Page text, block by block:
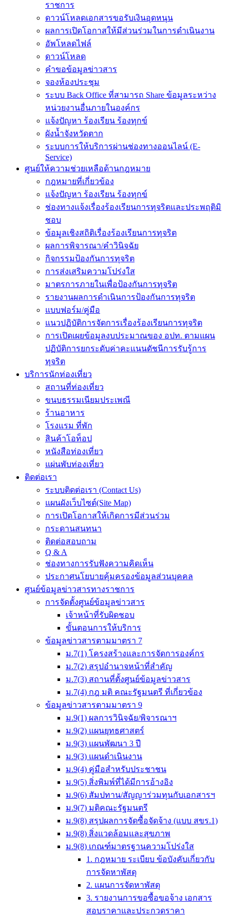
ราชการ
ดาวน์โหลดเอกสารขอรับเงินอุดหนุน
ผลการเปิดโอกาสให้มีส่วนร่วมในการดำเนินงาน
อัพโหลดไฟล์
ดาวน์โหลด
คำขอข้อมูลข่าวสาร
จองห้องประชุม
ระบบ Back Office ที่สามารถ Share ข้อมูลระหว่าง
หน่วยงานอื่นภายในองค์กร
แจ้งปัญหา ร้องเรียน ร้องทุกข์
ผังน้ำจังหวัดตาก
ระบบการให้บริการผ่านช่องทางออนไลน์ (E-
Service)
ศูนย์ให้ความช่วยเหลือด้านกฎหมาย
กฎหมายที่เกี่ยวข้อง
แจ้งปัญหา ร้องเรียน ร้องทุกข์
ช่องทางแจ้งเรื่องร้องเรียนการทุจริตและประพฤติมิ
ชอบ
ข้อมูลเชิงสถิติเรื่องร้องเรียนการทุจริต
ผลการพิจารณา/คำวินิจฉัย
กิจกรรมป้องกันการทุจริต
การส่งเสริมความโปร่งใส
มาตรการภายในเพื่อป้องกันการทุจริต
รายงานผลการดำเนินการป้องกันการทุจริต
แบบฟอร์ม/คู่มือ
แนวปฏิบัติการจัดการเรื่องร้องเรียนการทุจริต
การเปิดเผยข้อมูลงบประมาณของ อปท. ตามแผน
ปฏิบัติการยกระดับค่าคะเเนนดัชนีการรับรู้การ
ทุจริต
บริการนักท่องเที่ยว
สถานที่ท่องเที่ยว
ขนบธรรมเนียมประเพณี
ร้านอาหาร
โรงแรม ที่พัก
สินค้าโอท็อป
หนังสือท่องเที่ยว
แผ่นพับท่องเที่ยว
ติดต่อเรา
ระบบติดต่อเรา (Contact Us)
แผนผังเว็บไซต์(Site Map)
การเปิดโอกาสให้เกิดการมีส่วนร่วม
กระดานสนทนา
ติดต่อสอบถาม
Q & A
ช่องทางการรับฟังความคิดเห็น
ประกาศนโยบายคุ้มครองข้อมูลส่วนบุคคล
ศูนย์ข้อมูลข่าวสารทางราชการ
การจัดตั้งศูนย์ข้อมูลข่าวสาร
เจ้าหน้าที่รับผิดชอบ
ขั้นตอนการให้บริการ
ข้อมูลข่าวสารตามมาตรา 7
ม.7(1) โครงสร้างและการจัดการองค์กร
ม.7(2) สรุปอำนาจหน้าที่สำคัญ
ม.7(3) สถานที่ตั้งศูนย์ข้อมูลข่าวสาร
ม.7(4) กฎ มติ คณะรัฐมนตรี ที่เกี่ยวข้อง
ข้อมูลข่าวสารตามมาตรา 9
ม.9(1) ผลการวินิจฉัย/พิจารณาฯ
ม.9(2) แผนยุทธศาสตร์
ม.9(3) แผนพัฒนา 3 ปี
ม.9(3) แผนดำเนินงาน
ม.9(4) คู่มือสำหรับประชาชน
ม.9(5) สิ่งพิมพ์ที่ได้มีการอ้างอิง
ม.9(6) สัมปทาน/สัญญาร่วมทุนกับเอกสารฯ
ม.9(7) มติคณะรัฐมนตรี
ม.9(8) สรุปผลการจัดซื้อจัดจ้าง (แบบ สขร.1)
ม.9(8) สิ่งแวดล้อมและสุขภาพ
ม.9(8) เกณฑ์มาตรฐานความโปร่งใส
1. กฎหมาย ระเบียบ ข้อบังคับเกี่ยวกับ
การจัดหาพัสดุ
2. แผนการจัดหาพัสดุ
3. รายงานการขอซื้อขอจ้าง เอกสาร
สอบราคาและประกวดราคา